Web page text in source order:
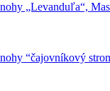
„Levanduľa“,
“čajovníkový